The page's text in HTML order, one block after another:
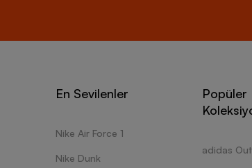
En Sevilenler
Nike Air Force 1
Nike Dunk
Popüler
adidas